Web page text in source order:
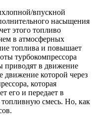
впускной
насыщения
этого топливо
в атмосферных
топлива и повышает
турбокомпрессора
приводят в движение
движение которой через
которая
его и передает в
смесь. Но, как